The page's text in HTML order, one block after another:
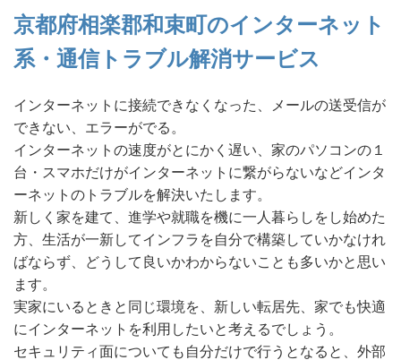
京都府相楽郡和束町のインターネット
系・通信トラブル解消サービス
インターネットに接続できなくなった、メールの送受信が
できない、エラーがでる。
インターネットの速度がとにかく遅い、家のパソコンの１
台・スマホだけがインターネットに繋がらないなどインタ
ーネットのトラブルを解決いたします。
新しく家を建て、進学や就職を機に一人暮らしをし始めた
方、生活が一新してインフラを自分で構築していかなけれ
ばならず、どうして良いかわからないことも多いかと思い
ます。
実家にいるときと同じ環境を、新しい転居先、家でも快適
にインターネットを利用したいと考えるでしょう。
セキュリティ面についても自分だけで行うとなると、外部